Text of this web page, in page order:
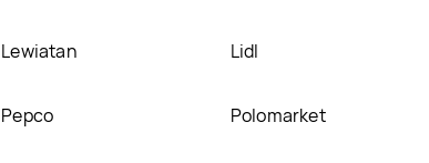
Lewiatan Lidl
Pepco Polomarket